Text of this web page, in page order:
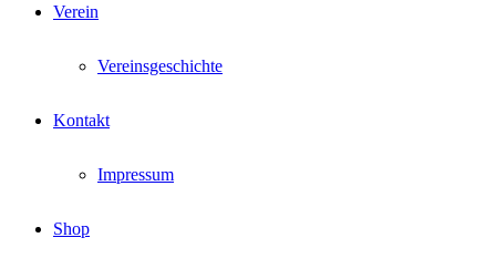
Verein
Vereinsgeschichte
Kontakt
Impressum
Shop